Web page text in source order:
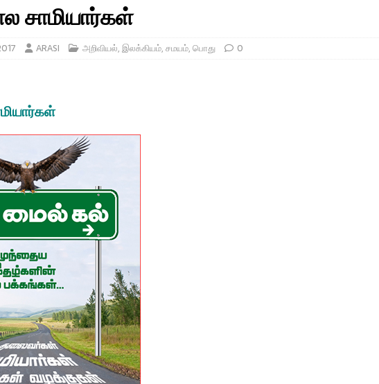
சாமியார்கள்
ARASI அறிவியல்,இலக்கியம்,சமயம்,பொது 0